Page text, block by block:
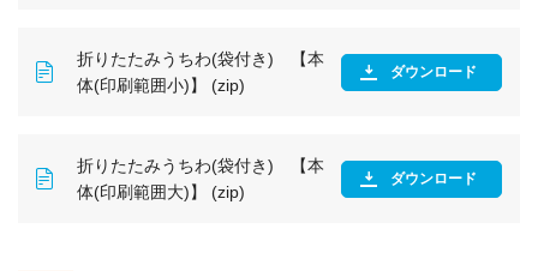
折りたたみうちわ(袋付き) 【本
体(印刷範囲小)】 (zip)
ダウンロード
折りたたみうちわ(袋付き) 【本
体(印刷範囲大)】 (zip)
ダウンロード